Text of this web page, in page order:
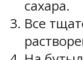
сахара.
Все